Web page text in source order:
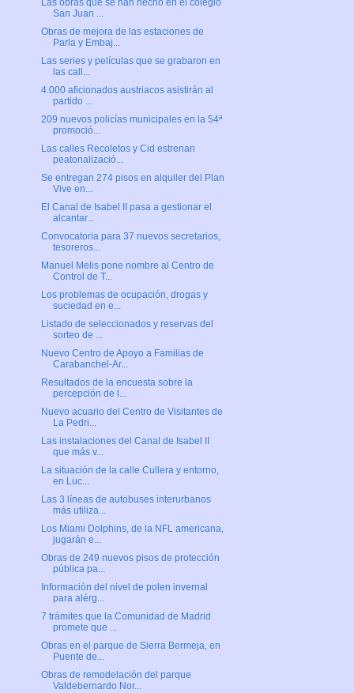
Las obras que se han hecho en el colegio
San Juan ...
Obras de mejora de las estaciones de
Parla y Embaj...
Las series y películas que se grabaron en
las call...
4.000 aficionados austriacos asistirán al
partido ...
209 nuevos policías municipales en la 54ª
promoció...
Las calles Recoletos y Cid estrenan
peatonalizació...
Se entregan 274 pisos en alquiler del Plan
Vive en...
El Canal de Isabel II pasa a gestionar el
alcantar...
Convocatoria para 37 nuevos secretarios,
tesoreros...
Manuel Melis pone nombre al Centro de
Control de T...
Los problemas de ocupación, drogas y
suciedad en e...
Listado de seleccionados y reservas del
sorteo de ...
Nuevo Centro de Apoyo a Familias de
Carabanchel-Ar...
Resultados de la encuesta sobre la
percepción de l...
Nuevo acuario del Centro de Visitantes de
La Pedri...
Las instalaciones del Canal de Isabel II
que más v...
La situación de la calle Cullera y entorno,
en Luc...
Las 3 líneas de autobuses interurbanos
más utiliza...
Los Miami Dolphins, de la NFL americana,
jugarán e...
Obras de 249 nuevos pisos de protección
pública pa...
Información del nivel de polen invernal
para alérg...
7 trámites que la Comunidad de Madrid
promete que ...
Obras en el parque de Sierra Bermeja, en
Puente de...
Obras de remodelación del parque
Valdebernardo Nor...